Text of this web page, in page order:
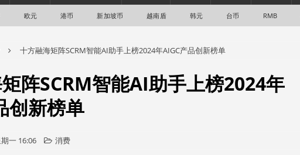
欧元 港币 新加坡币 越南盾 韩元 台币 RMB
十方融海矩阵SCRM智能AI助手上榜2024年AIGC产品创新榜单
阵SCRM智能AI助手上榜2024年
创新榜单
一 16:06 消费